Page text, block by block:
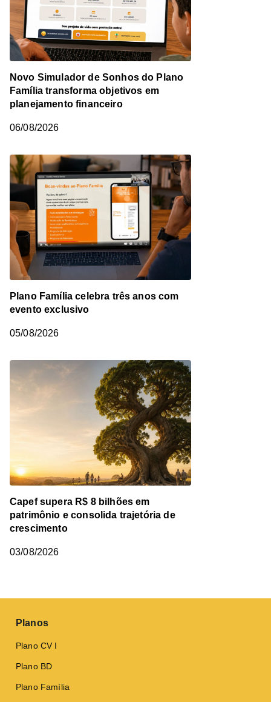
Novo Simulador de Sonhos do Plano
Família transforma objetivos em
planejamento financeiro
06/08/2026
Plano Família celebra três anos com
evento exclusivo
05/08/2026
Capef supera R$ 8 bilhões em
patrimônio e consolida trajetória de
crescimento
03/08/2026
Planos
Plano CV I
Plano BD
Plano Família